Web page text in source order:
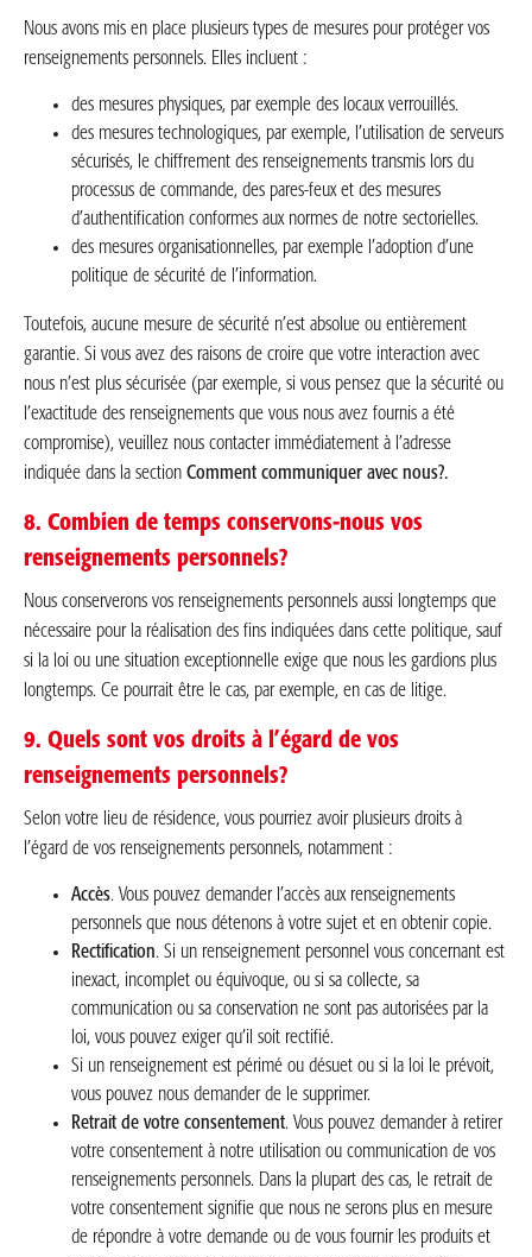
Nous avons mis en place plusieurs types de mesures pour protéger vos
renseignements personnels. Elles incluent :
des mesures physiques, par exemple des locaux verrouillés.
des mesures technologiques, par exemple, l’utilisation de serveurs
sécurisés, le chiffrement des renseignements transmis lors du
processus de commande, des pares-feux et des mesures
d’authentification conformes aux normes de notre sectorielles.
des mesures organisationnelles, par exemple l’adoption d’une
politique de sécurité de l’information.
Toutefois, aucune mesure de sécurité n’est absolue ou entièrement
garantie. Si vous avez des raisons de croire que votre interaction avec
nous n’est plus sécurisée (par exemple, si vous pensez que la sécurité ou
l’exactitude des renseignements que vous nous avez fournis a été
compromise), veuillez nous contacter immédiatement à l’adresse
indiquée dans la section Comment communiquer avec nous?.
8. Combien de temps conservons-nous vos
renseignements personnels?
Nous conserverons vos renseignements personnels aussi longtemps que
nécessaire pour la réalisation des fins indiquées dans cette politique, sauf
si la loi ou une situation exceptionnelle exige que nous les gardions plus
longtemps. Ce pourrait être le cas, par exemple, en cas de litige.
9. Quels sont vos droits à l’égard de vos
renseignements personnels?
Selon votre lieu de résidence, vous pourriez avoir plusieurs droits à
l’égard de vos renseignements personnels, notamment :
Accès. Vous pouvez demander l’accès aux renseignements
personnels que nous détenons à votre sujet et en obtenir copie.
Rectification. Si un renseignement personnel vous concernant est
inexact, incomplet ou équivoque, ou si sa collecte, sa
communication ou sa conservation ne sont pas autorisées par la
loi, vous pouvez exiger qu’il soit rectifié.
Si un renseignement est périmé ou désuet ou si la loi le prévoit,
vous pouvez nous demander de le supprimer.
Retrait de votre consentement. Vous pouvez demander à retirer
votre consentement à notre utilisation ou communication de vos
renseignements personnels. Dans la plupart des cas, le retrait de
votre consentement signifie que nous ne serons plus en mesure
de répondre à votre demande ou de vous fournir les produits et